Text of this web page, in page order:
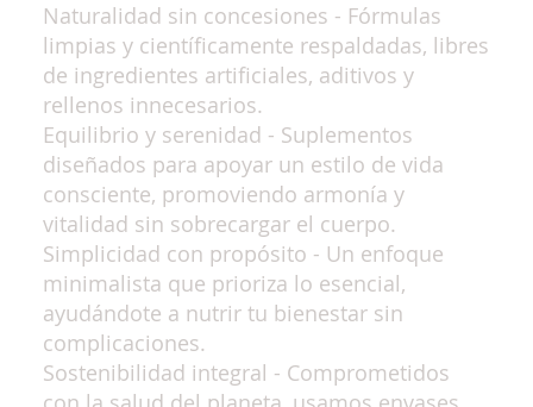
Naturalidad sin concesiones - Fórmulas
limpias y científicamente respaldadas, libres
de ingredientes artificiales, aditivos y
rellenos innecesarios.
Equilibrio y serenidad - Suplementos
diseñados para apoyar un estilo de vida
consciente, promoviendo armonía y
vitalidad sin sobrecargar el cuerpo.
Simplicidad con propósito - Un enfoque
minimalista que prioriza lo esencial,
ayudándote a nutrir tu bienestar sin
complicaciones.
Sostenibilidad integral - Comprometidos